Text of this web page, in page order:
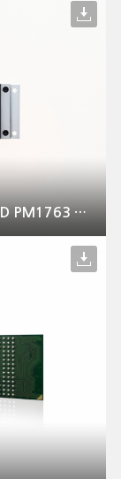
삼성전자, AI 인프라에 최적화된 기업용 SSD PM1763 양산